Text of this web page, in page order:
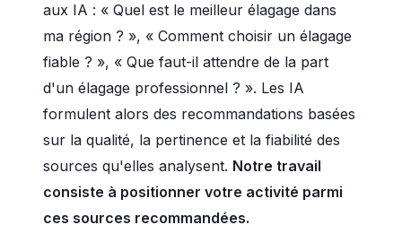
aux IA : « Quel est le meilleur élagage dans
ma région ? », « Comment choisir un élagage
fiable ? », « Que faut-il attendre de la part
d'un élagage professionnel ? ». Les IA
formulent alors des recommandations basées
sur la qualité, la pertinence et la fiabilité des
sources qu'elles analysent. Notre travail
consiste à positionner votre activité parmi
ces sources recommandées.